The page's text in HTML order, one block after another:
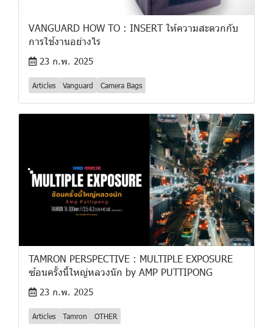
VANGUARD HOW TO : INSERT ให้ความสะดวกกับ
การใช้งานอย่างไร
23 ก.พ. 2025
Articles Vanguard Camera Bags
TAMRON PERSPECTIVE : MULTIPLE EXPOSURE
ซ้อนครั้งนี้ใหญ่หลวงนัก by AMP PUTTIPONG
23 ก.พ. 2025
Articles Tamron OTHER